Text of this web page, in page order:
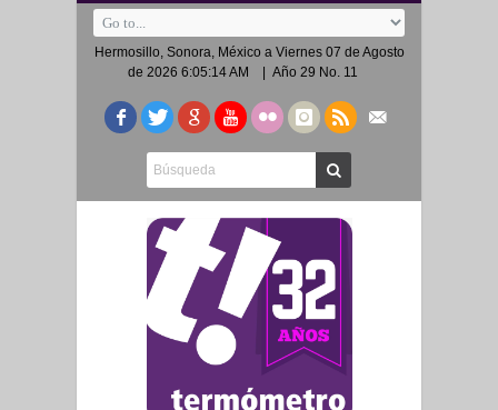
Hermosillo, Sonora, México a Viernes 07 de Agosto
de 2026 6:05:14 AM
| Año 29 No. 11